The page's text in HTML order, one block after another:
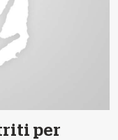
per